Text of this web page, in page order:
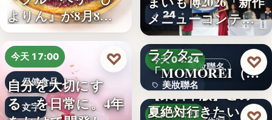
よりん』が8月8日
「ブル…
今天 17:00
保健食品
文字
自分を大切にす
る、を日常に。4年
♡
24
メニューコンテス
ト…
美妝聯名
今天 04:24
美妝聯名
文字
韓国発の人気キャ
ラクター
「MOMOREI（モ
モレイ）」が…
♡
今天 04:23
【東日本版】この
夏絶対行きたい！